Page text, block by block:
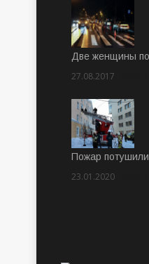
Две женщины
27.08.2017
Пожар
23.01.2020